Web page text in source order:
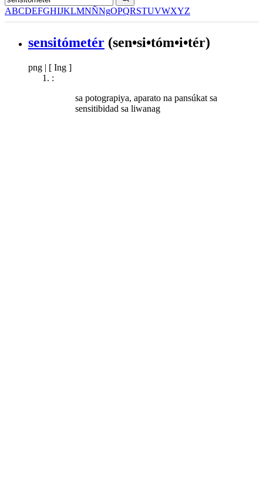
ABCDEFGHIJKLMNÑNgOPQRSTUVWXYZ
sensitómetér (sen•si•tóm•i•tér)
png | [ Ing ]
:
sa potograpiya, aparato na pansúkat sa
sensitibidad sa liwanag